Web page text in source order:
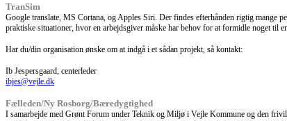
TranSim
Google translate, MS Cortana, og Apples Siri. Der findes efterhånden rigtig mange
praktiske situationer, hvor en arbejdsgiver måske har behov for at formidle noget til
Har du/din organisation ønske om at indgå i et sådan projekt, så kontakt:
Ib Jespersgaard, centerleder
ibjes@vejle.dk
Fælleden/Ny Rosborg/Bæredygtighed
I samarbejde med Grønt Forum under Teknik og Miljø i Vejle Kommune og den